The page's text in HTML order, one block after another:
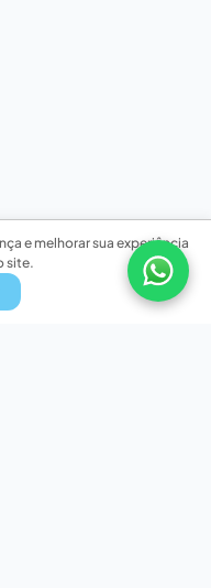
e melhorar sua experiência
site.